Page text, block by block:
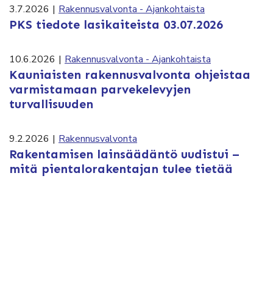
3.7.2026 | Rakennusvalvonta - Ajankohtaista
PKS tiedote lasikaiteista 03.07.2026
10.6.2026 | Rakennusvalvonta - Ajankohtaista
Kauniaisten rakennusvalvonta ohjeistaa
varmistamaan parvekelevyjen
turvallisuuden
9.2.2026 | Rakennusvalvonta
Rakentamisen lainsäädäntö uudistui –
mitä pientalorakentajan tulee tietää